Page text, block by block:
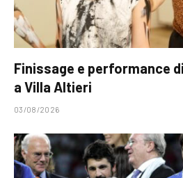
Finissage e performance
a Villa Altieri
03/08/2026